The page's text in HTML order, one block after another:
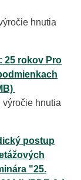
hnutia
25 rokov Pro
výročie hnutia
postup
"25.